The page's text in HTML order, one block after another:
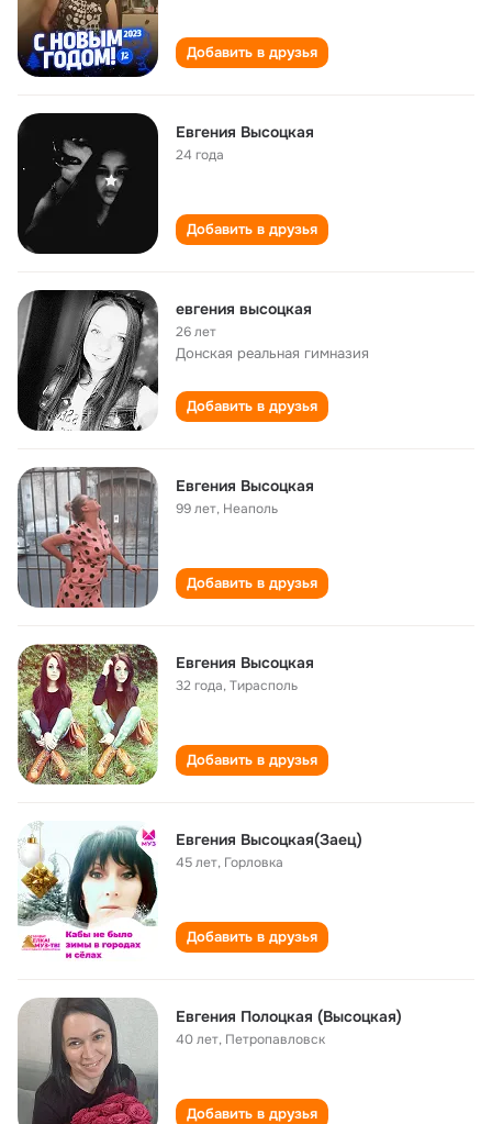
Добавить в друзья
Евгения Высоцкая
24 года
Добавить в друзья
евгения высоцкая
26 лет
Донская реальная гимназия
Добавить в друзья
Евгения Высоцкая
99 лет, Неаполь
Добавить в друзья
Евгения Высоцкая
32 года,Тирасполь
Добавить в друзья
Евгения Высоцкая(Заец)
45 лет, Горловка
Добавить в друзья
Евгения Полоцкая (Высоцкая)
40 лет, Петропавловск
Добавить в друзья